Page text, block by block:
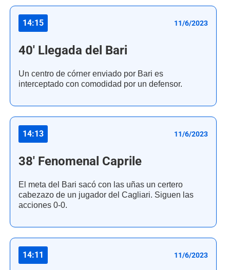
14:15 11/6/2023
40' Llegada del Bari
Un centro de córner enviado por Bari es
interceptado con comodidad por un defensor.
14:13 11/6/2023
38' Fenomenal Caprile
El meta del Bari sacó con las uñas un certero
cabezazo de un jugador del Cagliari. Siguen las
acciones 0-0.
14:11 11/6/2023